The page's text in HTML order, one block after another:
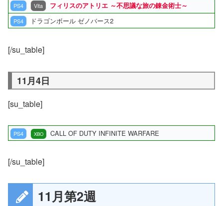
PS4 Vita フィリスのアトリエ ～不思議な旅の錬金術士～
PS4 ドラゴンボール ゼノバース2
[/su_table]
11月4日
[su_table]
PS4 XBO CALL OF DUTY INFINITE WARFARE
[/su_table]
11月第2週